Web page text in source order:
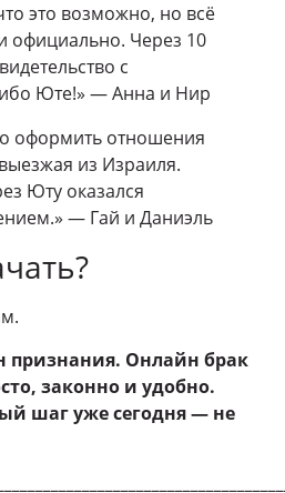
это возможно, но всё
официально. Через 10
с
Юте!» — Анна и Нир
оформить отношения
из Израиля.
Юту оказался
— Гай и Даниэль
признания. Онлайн брак
законно и удобно.
шаг уже сегодня — не